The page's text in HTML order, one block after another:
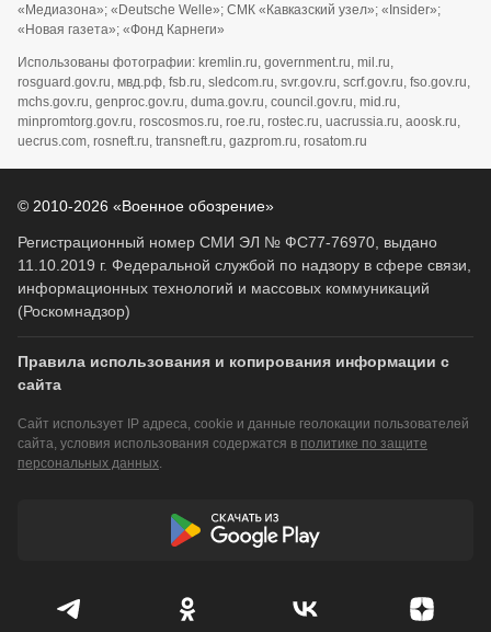
«Медиазона»; «Deutsche Welle»; СМК «Кавказский узел»; «Insider»;
«Новая газета»; «Фонд Карнеги»
Использованы фотографии: kremlin.ru, government.ru, mil.ru,
rosguard.gov.ru, мвд.рф, fsb.ru, sledcom.ru, svr.gov.ru, scrf.gov.ru, fso.gov.ru,
mchs.gov.ru, genproc.gov.ru, duma.gov.ru, council.gov.ru, mid.ru,
minpromtorg.gov.ru, roscosmos.ru, roe.ru, rostec.ru, uacrussia.ru, aoosk.ru,
uecrus.com, rosneft.ru, transneft.ru, gazprom.ru, rosatom.ru
© 2010-2026 «Военное обозрение»
Регистрационный номер СМИ ЭЛ № ФС77-76970, выдано
11.10.2019 г. Федеральной службой по надзору в сфере связи,
информационных технологий и массовых коммуникаций
(Роскомнадзор)
Правила использования и копирования информации с
сайта
Сайт использует IP адреса, cookie и данные геолокации пользователей
сайта, условия использования содержатся в политике по защите
персональных данных.